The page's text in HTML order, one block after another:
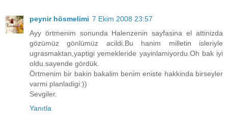
peynir hösmelimi 7 Ekim 2008 23:57
Ayy örtmenim sonunda Halenzenin sayfasina el attinizda
gözümüz gönlümüz acildi.Bu hanim milletin isleriyle
ugrasmaktan,yaptigi yemekleride yayinlamiyordu.Oh bak iyi
oldu.sayende gördük.
Örtmenim bir bakin bakalim benim eniste hakkinda birseyler
varmi planladigi:))
Sevgiler.
Yanıtla